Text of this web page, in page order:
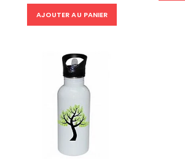
AJOUTER AU PANIER